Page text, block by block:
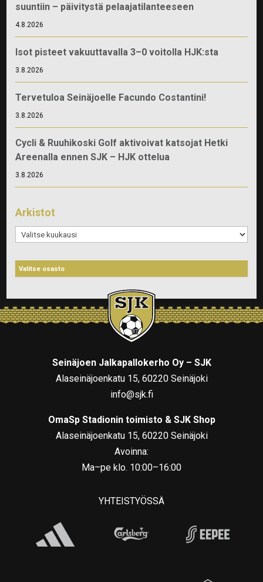
suuntiin – päivitystä pelaajatilanteeseen
4.8.2026
Isot pisteet vakuuttavalla 3–0 voitolla HJK:sta
3.8.2026
Tervetuloa Seinäjoelle Facundo Costantini!
3.8.2026
Cycli & Ruuhikoski Golf aktivoivat katsojat Hetki
Areenalla ennen SJK – HJK ottelua
3.8.2026
Arkistot
Arkistot
Seinäjoen Jalkapallokerho Oy – SJK
Alaseinäjoenkatu 15, 60220 Seinäjoki
info@sjk.fi
OmaSp Stadionin toimisto & SJK Shop
Alaseinäjoenkatu 15, 60220 Seinäjoki
Avoinna:
Ma–pe klo. 10:00–16:00
YHTEISTYÖSSÄ